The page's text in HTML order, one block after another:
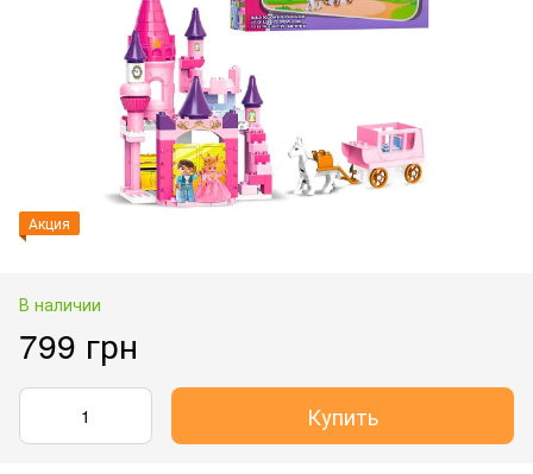
Акция
В наличии
799 грн
Купить